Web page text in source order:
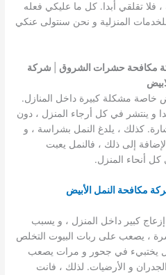
تقلقي أبدا. كل ما عليكي فعله
المنزلية و نحن سنتولى عنكي
مكافحة حشرات الشروق
شركة
خاصة مشكلة كبيرة داخل المنازل.
و ينتشر في كل أرجاء المنزل ، دون
كذلك ، يلدغ النمل بشراسة ، و
إلى ذلك ، فالنمل يعبت
أنحاء المنزل.
مكافحة النمل الأبيض
كبير داخل المنزل ، و يسبب
، يصعب على ربات البيوت التخلص
يختبيء في جحور و مرات يصعب
و الأرضيات. لذلك ، فانت